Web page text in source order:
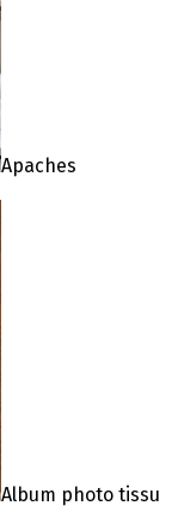
Apaches
Album photo tissu